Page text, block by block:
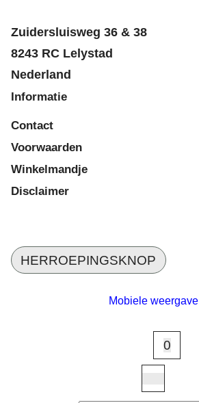
Zuidersluisweg 36 & 38
8243 RC Lelystad
Nederland
Informatie
Contact
Voorwaarden
Winkelmandje
Disclaimer
HERROEPINGSKNOP
Mobiele weergave
0